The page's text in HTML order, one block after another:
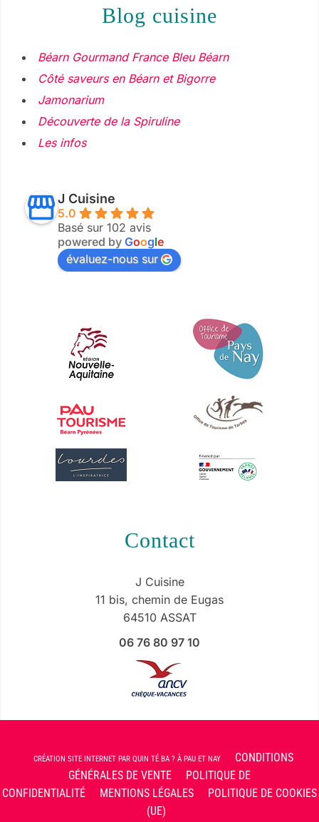
blog cuisine
Béarn Gourmand France Bleu Béarn
Côté saveurs en Béarn et Bigorre
Jamonarium
Découverte de la Spiruline
Les infos
J Cuisine
5.0
Basé sur 102 avis
powered by Google
évaluez-nous sur
contact
J Cuisine
11 bis, chemin de Eugas
64510 ASSAT
06 76 80 97 10
CRÉATION SITE INTERNET PAR QUIN TÉ BA ? À PAU ET NAY
CONDITIONS
GÉNÉRALES DE VENTE
POLITIQUE DE
CONFIDENTIALITÉ
MENTIONS LÉGALES
POLITIQUE DE COOKIES
(UE)